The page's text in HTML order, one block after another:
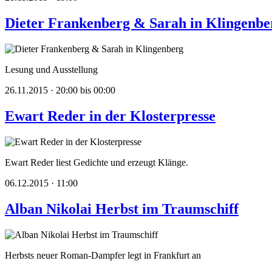
Dieter Frankenberg & Sarah in
Lesung und Ausstellung
26.11.2015 · 20:00 bis 00:00
Ewart Reder in der Klosterpresse
Ewart Reder liest Gedichte und erzeugt Klänge.
06.12.2015 · 11:00
Alban Nikolai Herbst im Traumschiff
Herbsts neuer Roman-Dampfer legt in Frankfurt an